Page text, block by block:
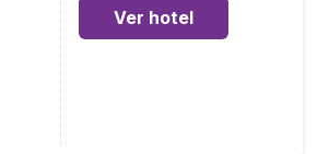
Ver hotel